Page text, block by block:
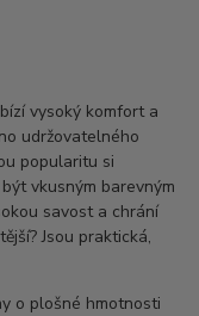
vysoký komfort a
udržovatelného
popularitu si
vkusným barevným
savost a chrání
Jsou praktická,
o plošné hmotnosti